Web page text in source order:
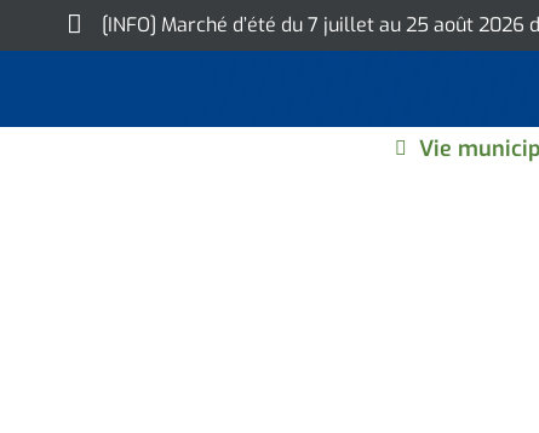
to
[INFO] Marché d’été du 7 juillet au 25 août
Vie